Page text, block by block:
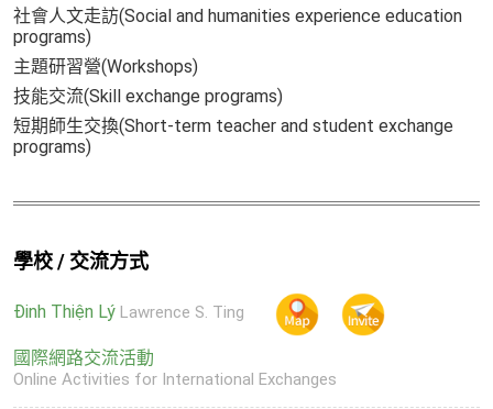
社會人文走訪(Social and humanities experience education
programs)
主題研習營(Workshops)
技能交流(Skill exchange programs)
短期師生交換(Short-term teacher and student exchange
programs)
學校 / 交流方式
Đinh Thiện Lý Lawrence S. Ting
國際網路交流活動
Online Activities for International Exchanges